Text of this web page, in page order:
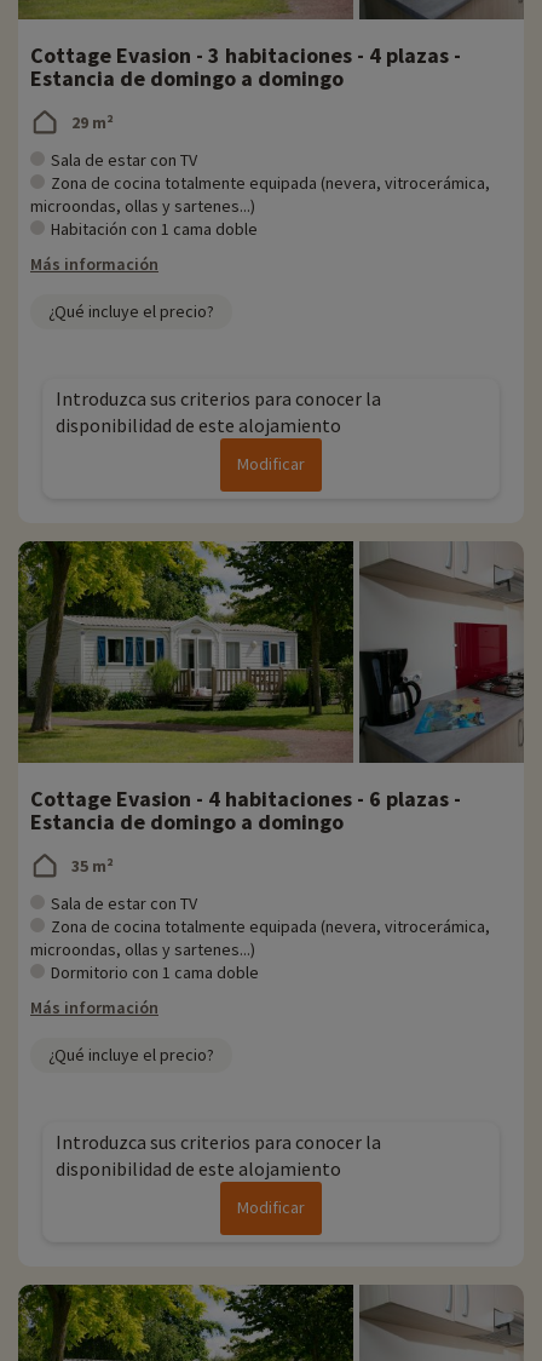
Cottage Evasion - 3 habitaciones - 4 plazas -
Estancia de domingo a domingo
29 m²
Sala de estar con TV
Zona de cocina totalmente equipada (nevera, vitrocerámica,
microondas, ollas y sartenes...)
Habitación con 1 cama doble
Más información
¿Qué incluye el precio?
Introduzca sus criterios para conocer la
disponibilidad de este alojamiento
Modificar
Cottage Evasion - 4 habitaciones - 6 plazas -
Estancia de domingo a domingo
35 m²
Sala de estar con TV
Zona de cocina totalmente equipada (nevera, vitrocerámica,
microondas, ollas y sartenes...)
Dormitorio con 1 cama doble
Más información
¿Qué incluye el precio?
Introduzca sus criterios para conocer la
disponibilidad de este alojamiento
Modificar